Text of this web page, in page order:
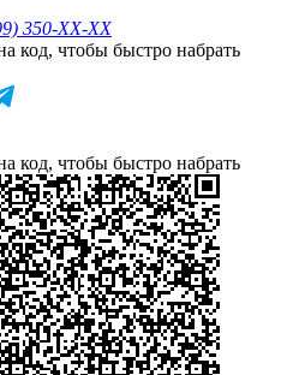
350-XX-XX
код, чтобы быстро набрать
код, чтобы быстро набрать